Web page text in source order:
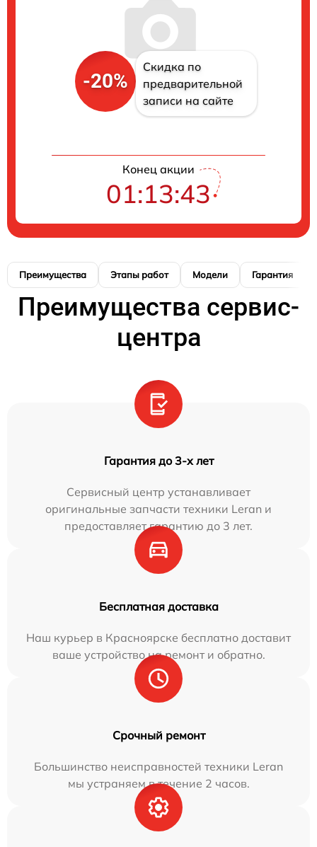
-20%
Скидка по
предварительной
записи на сайте
Конец акции
01:13:42
Преимущества Этапы работ Модели Гарантия
Преимущества сервис-
центра
Гарантия до 3-х лет
Сервисный центр устанавливает
оригинальные запчасти техники Leran и
предоставляет гарантию до 3 лет.
Бесплатная доставка
Наш курьер в Красноярске бесплатно доставит
ваше устройство на ремонт и обратно.
Срочный ремонт
Большинство неисправностей техники Leran
мы устраняем в течение 2 часов.